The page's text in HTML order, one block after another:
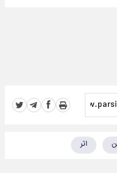
اثر